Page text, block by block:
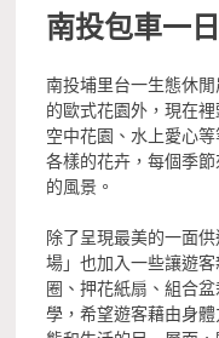
南投包車一
南投埔里台一生態休
的歐式花園外，現在
空中花園、水上愛心
各樣的花卉，每個季
的風景。
除了呈現最美的一面
場」也加入一些讓遊
圈、押花紙扇、組合
學，希望遊客藉由身